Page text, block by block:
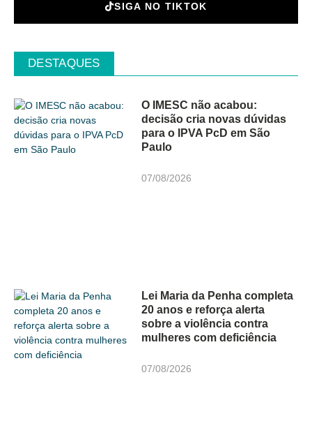
SIGA NO TIKTOK
DESTAQUES
O IMESC não acabou:
decisão cria novas dúvidas
para o IPVA PcD em São
Paulo
07/08/2026
Lei Maria da Penha completa
20 anos e reforça alerta
sobre a violência contra
mulheres com deficiência
07/08/2026